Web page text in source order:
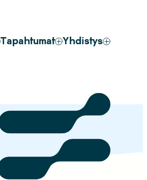
Tapahtumat Yhdistys